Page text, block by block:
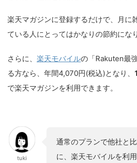
楽天マガジンに登録するだけで、月に
ている人にとってはかなりの節約にな
さらに、 楽天モバイルの「Rakuten最
る方なら、年間4,070円(税込)となり、
で楽天マガジンを利用できます。
tuki
通常のプランで他社と
に、楽天モバイルを利